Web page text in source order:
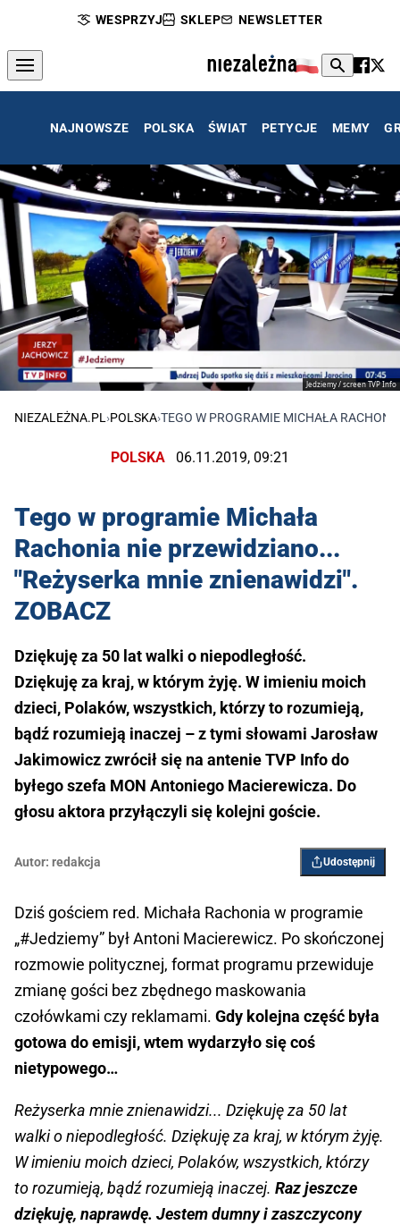
WESPRZYJ SKLEP NEWSLETTER
NAJNOWSZE POLSKA ŚWIAT PETYCJE MEMY
Jedziemy / screen TVP Info
NIEZALEŻNA.PL ›POLSKA›TEGO W PROGRAMIE MICHAŁA
POLSKA 06.11.2019, 09:21
Tego w programie Michała
Rachonia nie przewidziano...
"Reżyserka mnie znienawidzi".
ZOBACZ
Dziękuję za 50 lat walki o niepodległość.
Dziękuję za kraj, w którym żyję. W imieniu moich
dzieci, Polaków, wszystkich, którzy to rozumieją,
bądź rozumieją inaczej – z tymi słowami Jarosław
Jakimowicz zwrócił się na antenie TVP Info do
byłego szefa MON Antoniego Macierewicza. Do
głosu aktora przyłączyli się kolejni goście.
Autor: redakcja Udostępnij
Dziś gościem red. Michała Rachonia w programie
„#Jedziemy” był Antoni Macierewicz. Po skończonej
rozmowie politycznej, format programu przewiduje
zmianę gości bez zbędnego maskowania
czołówkami czy reklamami. Gdy kolejna część była
gotowa do emisji, wtem wydarzyło się coś
nietypowego…
Reżyserka mnie znienawidzi... Dziękuję za 50 lat
walki o niepodległość. Dziękuję za kraj, w którym żyję.
W imieniu moich dzieci, Polaków, wszystkich, którzy
to rozumieją, bądź rozumieją inaczej. Raz jeszcze
dziękuję, naprawdę. Jestem dumny i zaszczycony